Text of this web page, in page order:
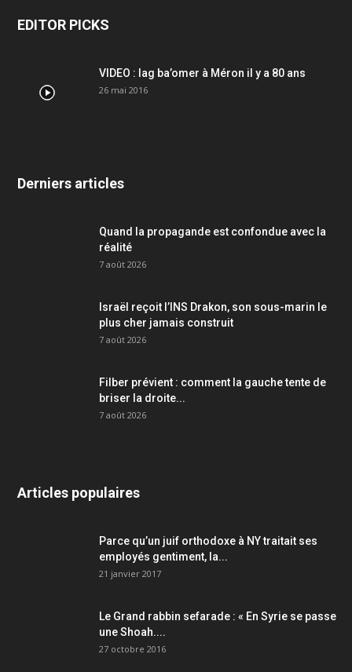
EDITOR PICKS
VIDEO : lag ba’omer à Méron il y a 80 ans
26 mai 2016
Derniers articles
Quand la propagande est confondue avec la
réalité
7 août 2026
Israël reçoit l’INS Drakon, son sous-marin le
plus cher jamais construit
7 août 2026
Filber prévient : comment la gauche tente de
briser la droite...
7 août 2026
Articles populaires
Parce qu’un juif orthodoxe à NY traitait ses
employés gentiment, la...
21 janvier 2017
Le Grand rabbin sefarade : « En Syrie se passe
une Shoah....
27 octobre 2016